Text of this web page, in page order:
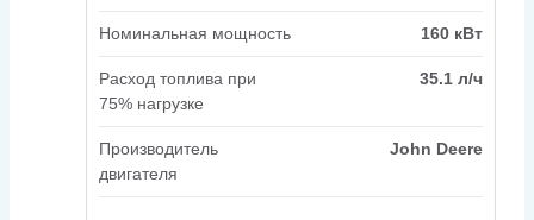
Номинальная мощность 160 кВт
Расход топлива при
75% нагрузке
35.1 л/ч
Производитель
двигателя
John Deere